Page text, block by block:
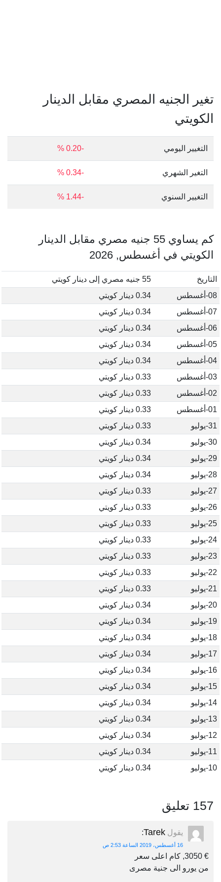
تغير الجنيه المصري مقابل الدينار
الكويتي
التغيير اليومي -0.20 %
التغير الشهري -0.34 %
التغيير السنوي -1.44 %
كم يساوي 55 جنيه مصري مقابل الدينار
الكويتي في أغسطس, 2026
التاريخ
55 جنيه مصري إلى دينار كويتي
08-أغسطس
0.34 دينار كويتي
07-أغسطس
0.34 دينار كويتي
06-أغسطس
0.34 دينار كويتي
05-أغسطس
0.34 دينار كويتي
04-أغسطس
0.34 دينار كويتي
03-أغسطس
0.33 دينار كويتي
02-أغسطس
0.33 دينار كويتي
01-أغسطس
0.33 دينار كويتي
31-يوليو
0.33 دينار كويتي
30-يوليو
0.34 دينار كويتي
29-يوليو
0.34 دينار كويتي
28-يوليو
0.34 دينار كويتي
27-يوليو
0.33 دينار كويتي
26-يوليو
0.33 دينار كويتي
25-يوليو
0.33 دينار كويتي
24-يوليو
0.33 دينار كويتي
23-يوليو
0.33 دينار كويتي
22-يوليو
0.33 دينار كويتي
21-يوليو
0.33 دينار كويتي
20-يوليو
0.34 دينار كويتي
19-يوليو
0.34 دينار كويتي
18-يوليو
0.34 دينار كويتي
17-يوليو
0.34 دينار كويتي
16-يوليو
0.34 دينار كويتي
15-يوليو
0.34 دينار كويتي
14-يوليو
0.34 دينار كويتي
13-يوليو
0.34 دينار كويتي
12-يوليو
0.34 دينار كويتي
11-يوليو
0.34 دينار كويتي
10-يوليو
0.34 دينار كويتي
157 تعليق
يقول Tarek
:
16 أغسطس، 2019 الساعة 2:53 ص
€ 3050, كام اعلى سعر
من يورو الى جنية مصرى